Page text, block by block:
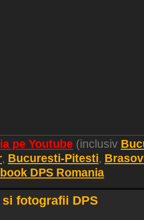
pe Youtube (inclusiv
, Bucuresti-Pitesti,
DPS Romania
fotografii DPS